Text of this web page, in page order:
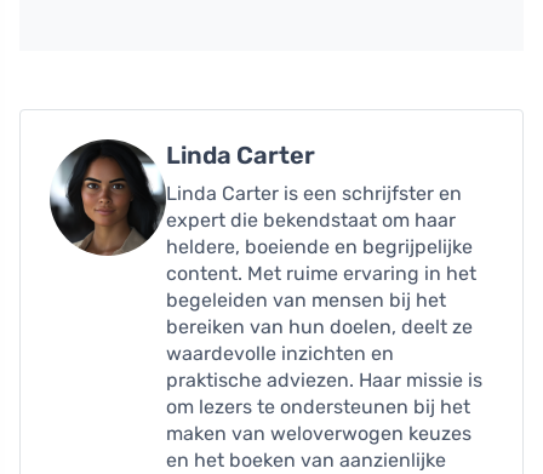
Linda Carter
Linda Carter is een schrijfster en
expert die bekendstaat om haar
heldere, boeiende en begrijpelijke
content. Met ruime ervaring in het
begeleiden van mensen bij het
bereiken van hun doelen, deelt ze
waardevolle inzichten en
praktische adviezen. Haar missie is
om lezers te ondersteunen bij het
maken van weloverwogen keuzes
en het boeken van aanzienlijke